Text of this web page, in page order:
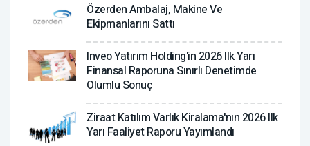
Özerden Ambalaj, Makine Ve
Ekipmanlarını Sattı
Inveo Yatırım Holding'in 2026 Ilk Yarı
Finansal Raporuna Sınırlı Denetimde
Olumlu Sonuç
Ziraat Katılım Varlık Kiralama'nın 2026 Ilk
Yarı Faaliyet Raporu Yayımlandı